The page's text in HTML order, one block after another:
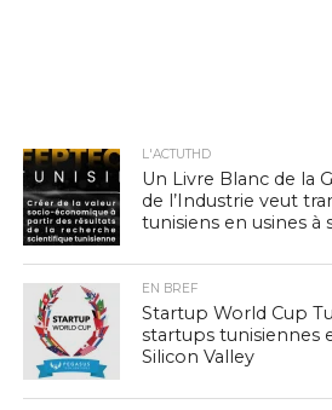
L'ACTUTHD
Un Livre Blanc de la
de l’Industrie veut
tunisiens en usines à
EN BREF
Startup World Cup
startups tunisiennes
Silicon Valley